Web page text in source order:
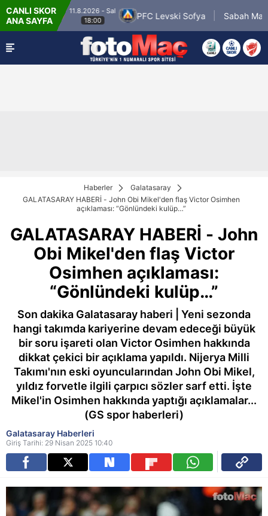
CANLI SKOR
ANA SAYFA
11.8.2026 - Sal
18:00
PFC Levski Sofya Sabah Masazir
Haberler
Galatasaray
GALATASARAY HABERİ - John Obi Mikel'den flaş Victor Osimhen
açıklaması: “Gönlündeki kulüp…”
GALATASARAY HABERİ - John
Obi Mikel'den flaş Victor
Osimhen açıklaması:
“Gönlündeki kulüp…”
Son dakika Galatasaray haberi | Yeni sezonda
hangi takımda kariyerine devam edeceği büyük
bir soru işareti olan Victor Osimhen hakkında
dikkat çekici bir açıklama yapıldı. Nijerya Milli
Takımı'nın eski oyuncularından John Obi Mikel,
yıldız forvetle ilgili çarpıcı sözler sarf etti. İşte
Mikel'in Osimhen hakkında yaptığı açıklamalar...
(GS spor haberleri)
Galatasaray Haberleri
Giriş Tarihi: 29 Nisan 2025 10:40